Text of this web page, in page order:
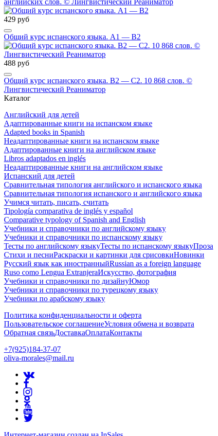
429 руб
Общий курс испанского языка. A1 — B2
488 руб
Общий курс испанского языка. В2 — С2. 10 868 слов. ©
Лингвистический Реаниматор
Каталог
Английский для детей
Адаптированные книги на испанском языке
Adapted books in Spanish
Неадаптированные книги на испанском языке
Адаптированные книги на английском языке
Libros adaptados en inglés
Неадаптированные книги на английском языке
Испанский для детей
Сравнительная типология английского и испанского языка
Сравнительная типология испанского и английского языка
Учимся читать, писать, считать
Tipología comparativa de inglés y español
Comparative typology of Spanish and English
Учебники и справочники по английскому языку
Учебники и справочники по испанскому языку
Тесты по английскому языкуТесты по испанскому языкуПроза
Стихи и песниРаскраски и картинки для срисовкиНовинки
Русский язык как иностранныйRussian as a foreign language
Ruso como Lengua ExtranjeraИскусство, фотография
Учебники и справочники по дизайнуЮмор
Учебники и справочники по турецкому языку
Учебники по арабскому языку
Политика конфиденциальности и оферта
Пользовательское соглашениеУсловия обмена и возврата
Обратная связьДоставкаОплатаКонтакты
+7(925)184-37-07
oliva-morales@mail.ru